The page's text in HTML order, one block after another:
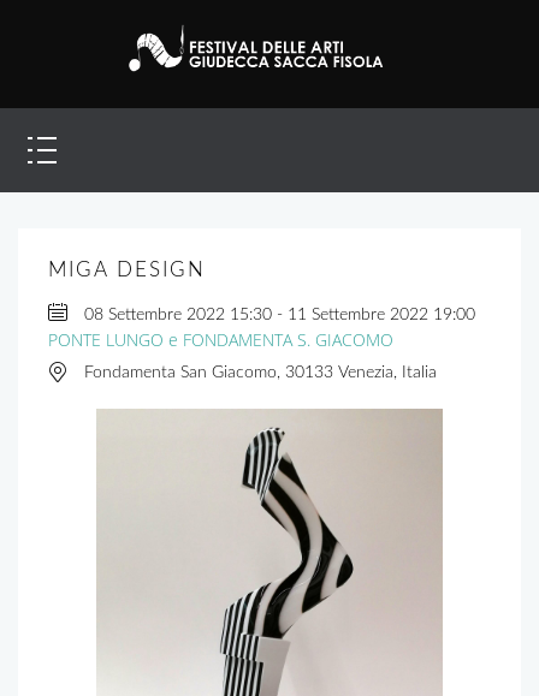
MIGA DESIGN
08 Settembre 2022 15:30 - 11 Settembre 2022 19:00
PONTE LUNGO e FONDAMENTA S. GIACOMO
Fondamenta San Giacomo, 30133 Venezia, Italia